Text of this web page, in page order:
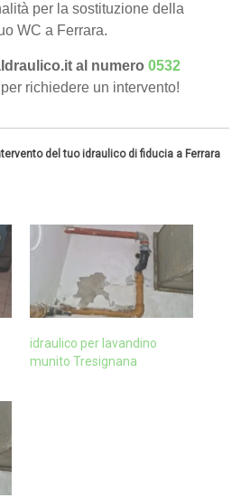
per la sostituzione della
WC a Ferrara.
al numero0532
per richiedere un intervento!
del tuo idraulico di fiducia a Ferrara
idraulico per lavandino
munito Tresignana